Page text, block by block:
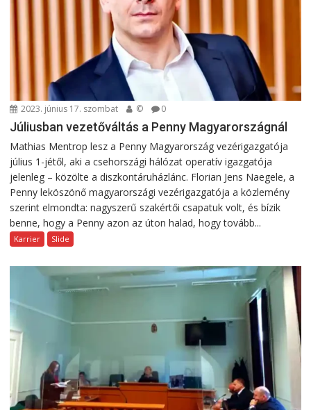
2023. június 17. szombat © 0
Júliusban vezetőváltás a Penny Magyarországnál
Mathias Mentrop lesz a Penny Magyarország vezérigazgatója
július 1-jétől, aki a csehországi hálózat operatív igazgatója
jelenleg – közölte a diszkontáruházlánc. Florian Jens Naegele, a
Penny leköszönő magyarországi vezérigazgatója a közlemény
szerint elmondta: nagyszerű szakértői csapatuk volt, és bízik
benne, hogy a Penny azon az úton halad, hogy tovább...
Karrier Slide